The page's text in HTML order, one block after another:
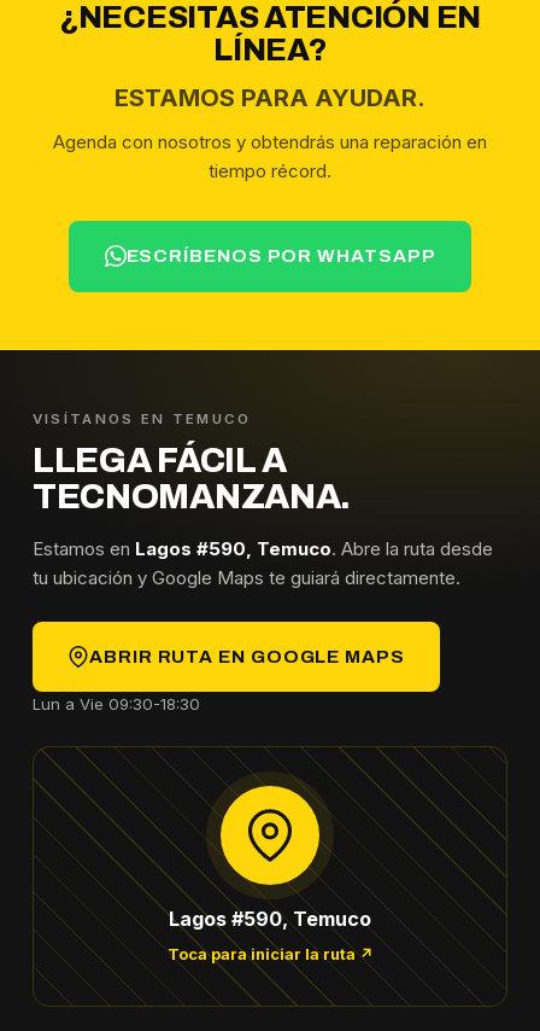
¿NECESITAS ATENCIÓN EN
LÍNEA?
ESTAMOS PARA AYUDAR.
Agenda con nosotros y obtendrás una reparación en
tiempo récord.
ESCRÍBENOS POR WHATSAPP
VISÍTANOS EN TEMUCO
LLEGA FÁCIL A
TECNOMANZANA.
Estamos en Lagos #590, Temuco. Abre la ruta desde
tu ubicación y Google Maps te guiará directamente.
ABRIR RUTA EN GOOGLE MAPS
Lun a Vie 09:30-18:30
Lagos #590, Temuco
Toca para iniciar la ruta ↗